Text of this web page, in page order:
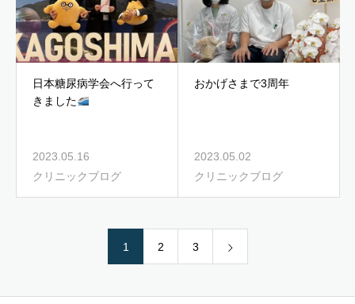
日本糖尿病学会へ行って
きました
2023.05.16
クリニックブログ
おかげさまで3周年
2023.05.02
クリニックブログ
1 2 3